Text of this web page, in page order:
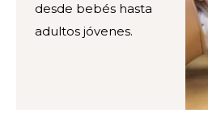
desde bebés hasta
adultos jóvenes.